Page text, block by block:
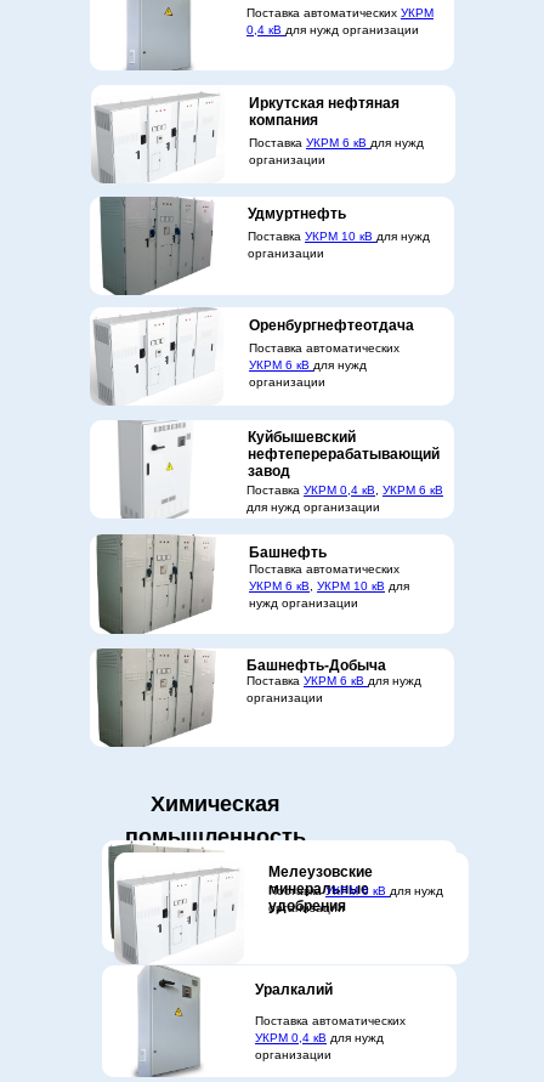
Поставка автоматических УКРМ
0,4 кВ для нужд организации
Иркутская нефтяная
компания
Поставка УКРМ 6 кВ для нужд
организации
Удмуртнефть
Поставка УКРМ 10 кВ для нужд
организации
Оренбургнефтеотдача
Поставка автоматических
УКРМ 6 кВ для нужд
организации
Куйбышевский
нефтеперерабатывающий
завод
Поставка УКРМ 0,4 кВ
УКРМ 6 кВ
для нужд организации
Башнефть
Поставка автоматических
УКРМ 6 кВ
УКРМ 10 кВ для
нужд организации
Башнефть-Добыча
Поставка УКРМ 6 кВ для нужд
организации
Уралкалий
Поставка автоматических
УКРМ 0,4 кВ для нужд
организации
Химическая
помышленность
Поставка нерегулируемых
УКРМ 10 кВдля нужд
организации
Мелеузовские
минеральные
удобрения
ПоставкаУКРМ 6 кВ для нужд
организации